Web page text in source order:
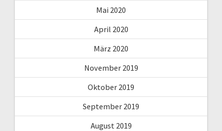
Mai 2020
April 2020
März 2020
November 2019
Oktober 2019
September 2019
August 2019